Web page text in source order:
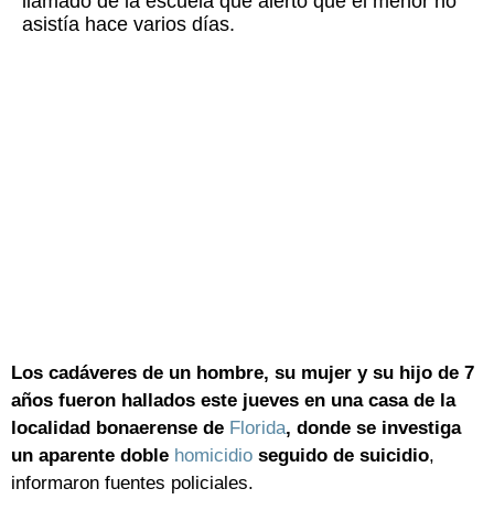
asistía hace varios días.
Los cadáveres de un hombre, su mujer y su hijo de 7
años fueron hallados este jueves en una casa de la
localidad bonaerense de Florida, donde se investiga
un aparente doble homicidio seguido de suicidio,
informaron fuentes policiales.